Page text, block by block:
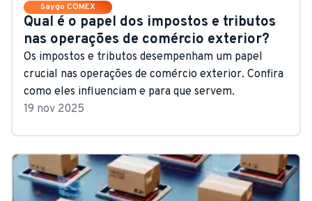
Saygo COMEX
Qual é o papel dos impostos e tributos
nas operações de comércio exterior?
Os impostos e tributos desempenham um papel
crucial nas operações de comércio exterior. Confira
como eles influenciam e para que servem.
19 nov 2025